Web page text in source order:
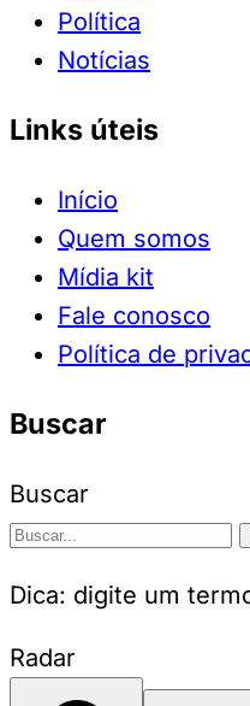
Política
Notícias
Links úteis
Início
Quem somos
Mídia kit
Fale conosco
Política de
Buscar
Buscar
Dica: digite um
Radar